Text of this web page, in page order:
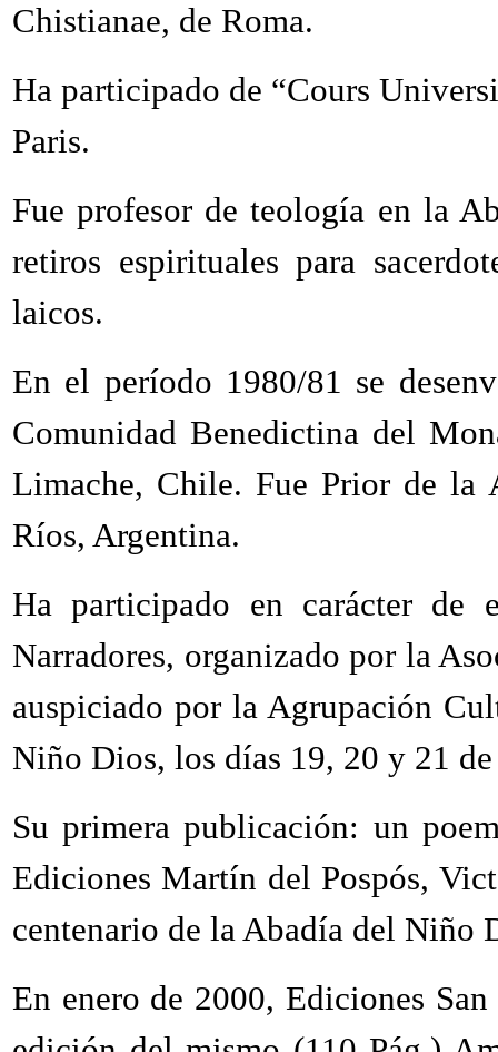
Chistianae, de Roma.
Ha participado de “Cours
Paris.
Fue profesor de teología en la
retiros espirituales para
laicos.
En el período 1980/81 se
Comunidad Benedictina del
Limache, Chile. Fue Prior de
Ríos, Argentina.
Ha participado en carácter de
Narradores, organizado por la
auspiciado por la Agrupación
Niño Dios, los días 19, 20 y 21
Su primera publicación: un
Ediciones Martín del Pospós,
centenario de la Abadía del Niño
En enero de 2000, Ediciones